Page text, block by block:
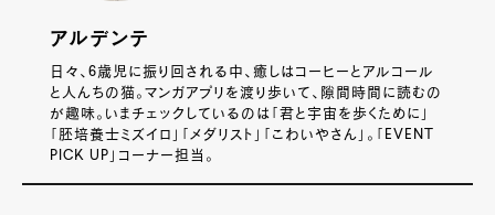
アルデンテ
日々、6歳児に振り回される中、癒しはコーヒーとアルコール
と人んちの猫。マンガアプリを渡り歩いて、隙間時間に読むの
が趣味。いまチェックしているのは「君と宇宙を歩くために」
「胚培養士ミズイロ」「メダリスト」「こわいやさん」。「EVENT
PICK UP」コーナー担当。